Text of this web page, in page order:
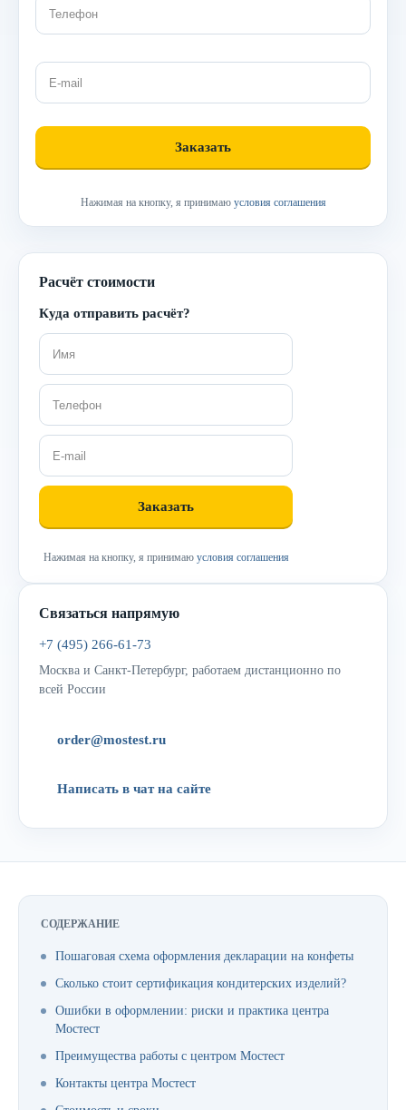
Нажимая на кнопку, я принимаю условия соглашения
Расчёт стоимости
Куда отправить расчёт?
Нажимая на кнопку, я принимаю условия соглашения
Связаться напрямую
+7 (495) 266-61-73
Москва и Санкт-Петербург, работаем дистанционно по
всей России
order@mostest.ru
Написать в чат на сайте
СОДЕРЖАНИЕ
Пошаговая схема оформления декларации на конфеты
Сколько стоит сертификация кондитерских изделий?
Ошибки в оформлении: риски и практика центра
Мостест
Преимущества работы с центром Мостест
Контакты центра Мостест